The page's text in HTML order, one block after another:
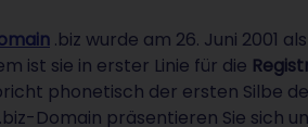
.biz wurde am 26. Juni 2001
ist sie in erster Linie für die
phonetisch der ersten Silbe
Domain präsentieren Sie sich